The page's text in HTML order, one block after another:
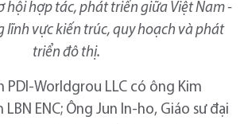
hội hợp tác, phát triển giữa Việt Nam -
lĩnh vực kiến trúc, quy hoạch và phát
triển đô thị.
PDI-Worldgrou LLC có ông Kim
ENC; Ông Jun In-ho, Giáo sư đại